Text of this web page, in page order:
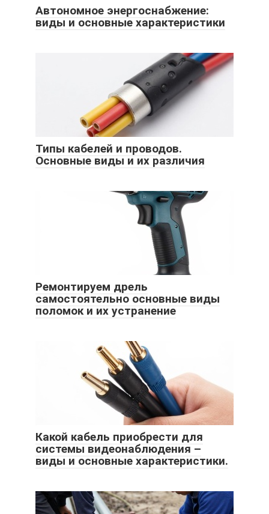
Автономное энергоснабжение:
виды и основные характеристики
Типы кабелей и проводов.
Основные виды и их различия
Ремонтируем дрель
самостоятельно основные виды
поломок и их устранение
Какой кабель приобрести для
системы видеонаблюдения –
виды и основные характеристики.